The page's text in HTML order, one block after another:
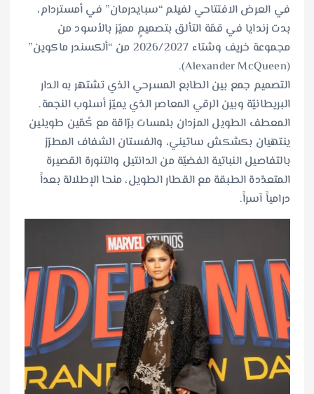
في العرض الافتتاحي لفيلم “سبايدرمان” في أمستردام،
بدت زندايا في قمّة التألق بتصميمٍ مميّز بالأسود من
مجموعة خريف وشتاء 2026/2027 من “ألكسندر ماكوين”
(Alexander McQueen).
التصميم جمع بين الطابع المسرحي الذي تشتهر به الدار
البريطانيّة وبين الرقي المعاصر الذي يميّز أسلوب النجمة.
المعطف الطويل المزدان بلمسات برّاقة مع كُمّين طويلين
ينتهيان بكشكش ساتيني، والفستان الشفاف المطرّز
بالتفاصيل النباتية الفضيّة من الدانتيل والتنورة القصيرة
المتعدّدة الطبقة مع القطار الطويل، منحا الإطلالة بعداً
درامياً آسراً.